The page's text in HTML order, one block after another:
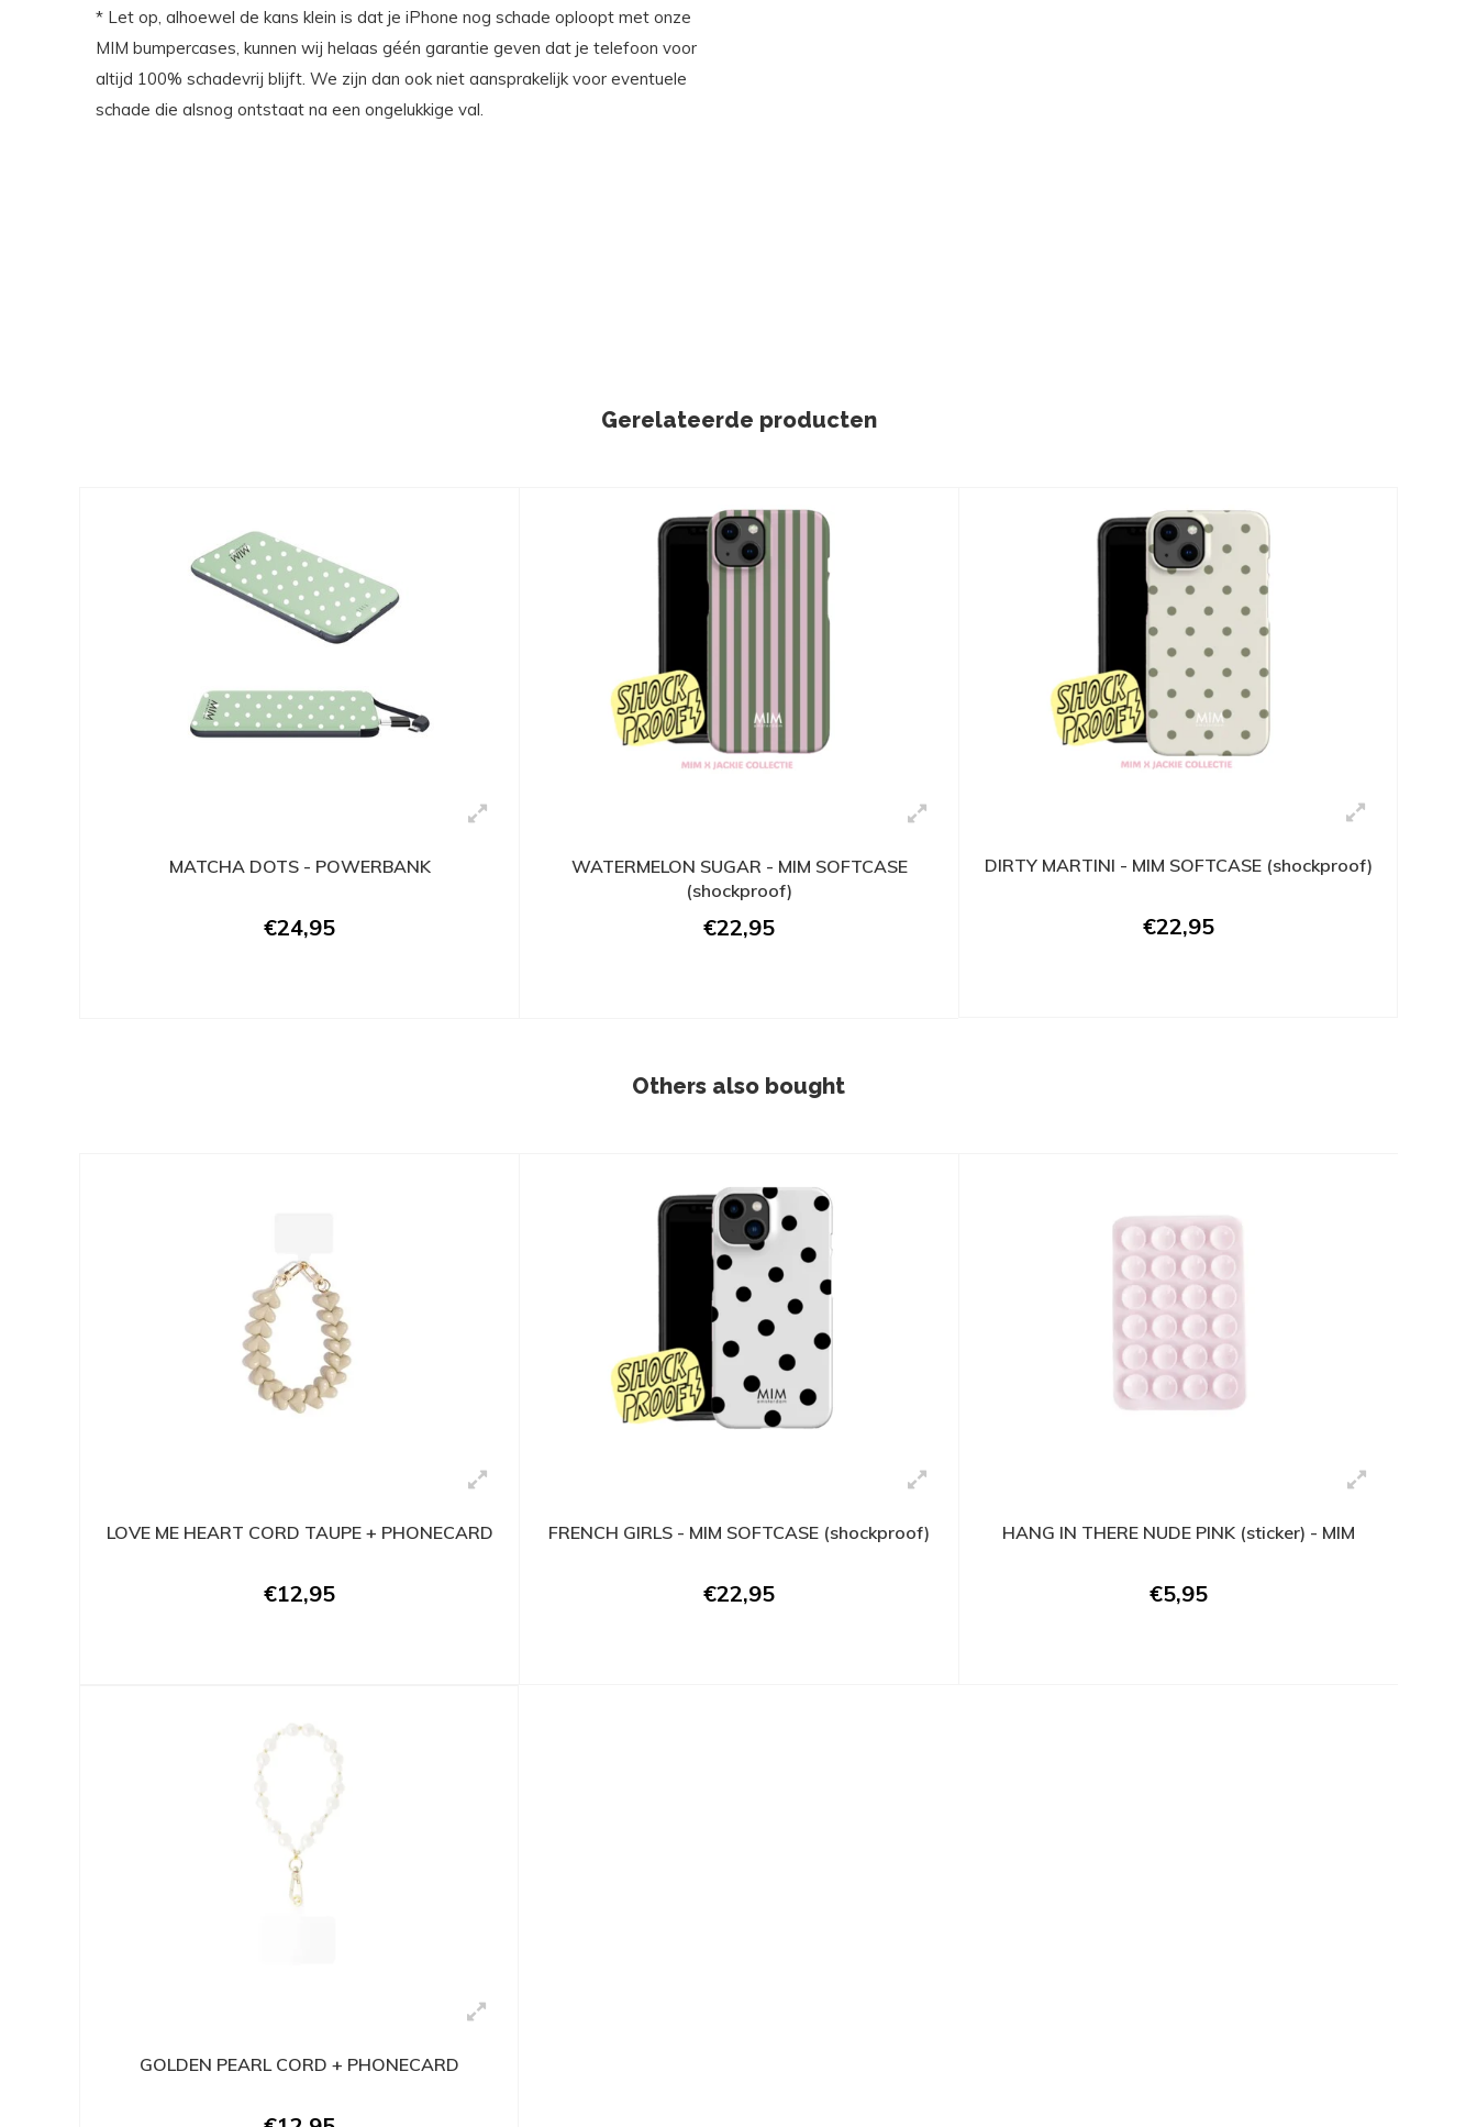
* Let op, alhoewel de kans klein is dat je iPhone nog schade oploopt met onze
MIM bumpercases, kunnen wij helaas géén garantie geven dat je telefoon voor
altijd 100% schadevrij blijft. We zijn dan ook niet aansprakelijk voor eventuele
schade die alsnog ontstaat na een ongelukkige val.
Gerelateerde producten
MATCHA DOTS - POWERBANK
€24,95
WATERMELON SUGAR - MIM SOFTCASE
(shockproof)
€22,95
DIRTY MARTINI - MIM SOFTCASE (shockproof)
€22,95
Others also bought
LOVE ME HEART CORD TAUPE + PHONECARD
€12,95
FRENCH GIRLS - MIM SOFTCASE (shockproof)
€22,95
HANG IN THERE NUDE PINK (sticker) - MIM
€5,95
GOLDEN PEARL CORD + PHONECARD